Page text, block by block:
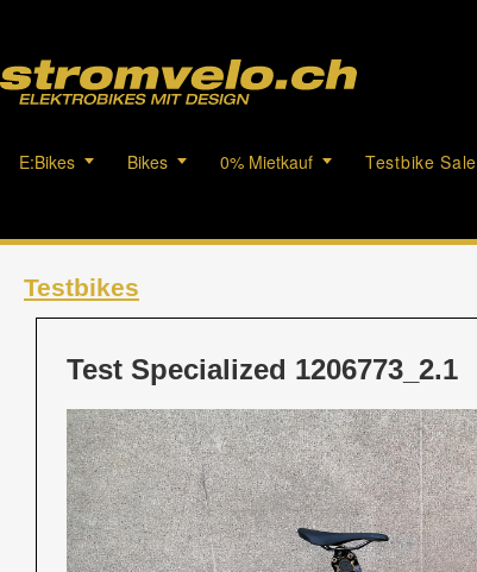
E:Bikes Bikes 0% Mietkauf Testbike Sale
Testbikes
Test Specialized 1206773_2.1